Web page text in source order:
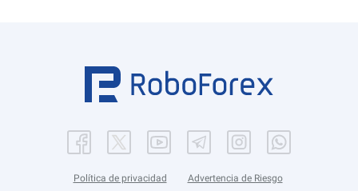
Política de privacidad Advertencia de Riesgo